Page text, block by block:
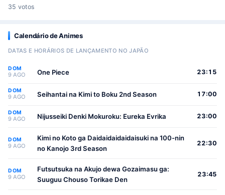
35 votos
Calendário de Animes
DATAS E HORÁRIOS DE LANÇAMENTO NO JAPÃO
DOM
9 AGO One Piece 23:15
DOM
9 AGO Seihantai na Kimi to Boku 2nd Season 17:00
DOM
9 AGO Nijusseiki Denki Mokuroku: Eureka Evrika 23:00
DOM
9 AGO
Kimi no Koto ga Daidaidaidaidaisuki na 100-nin
no Kanojo 3rd Season
22:30
DOM
9 AGO
Futsutsuka na Akujo dewa Gozaimasu ga:
Suuguu Chouso Torikae Den
23:45